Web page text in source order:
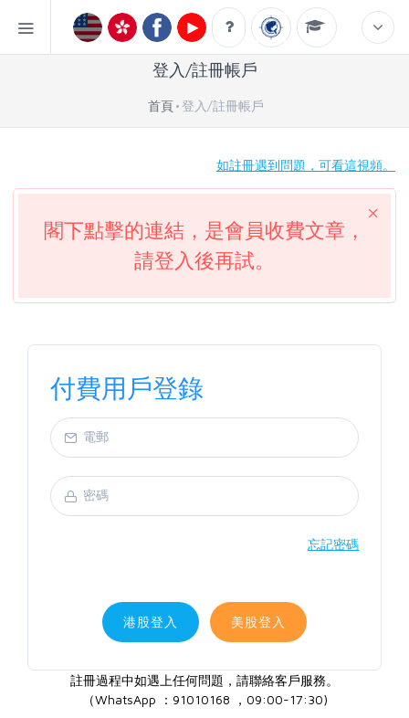
登入/註冊帳戶
首頁 登入/註冊帳戶
如註冊遇到問題，可看這視頻。
閣下點擊的連結，是會員收費文章，
請登入後再試。
付費用戶登錄
忘記密碼
港股登入 美股登入
註冊過程中如遇上任何問題，請聯絡客戶服務。
（WhatsApp ：91010168 ，09:00-17:30)